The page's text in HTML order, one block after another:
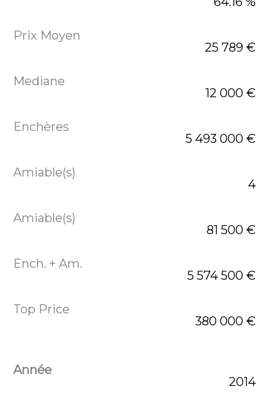
25 789 €
12 000 €
5 493 000 €
4
81 500 €
5 574 500 €
380 000 €
2014